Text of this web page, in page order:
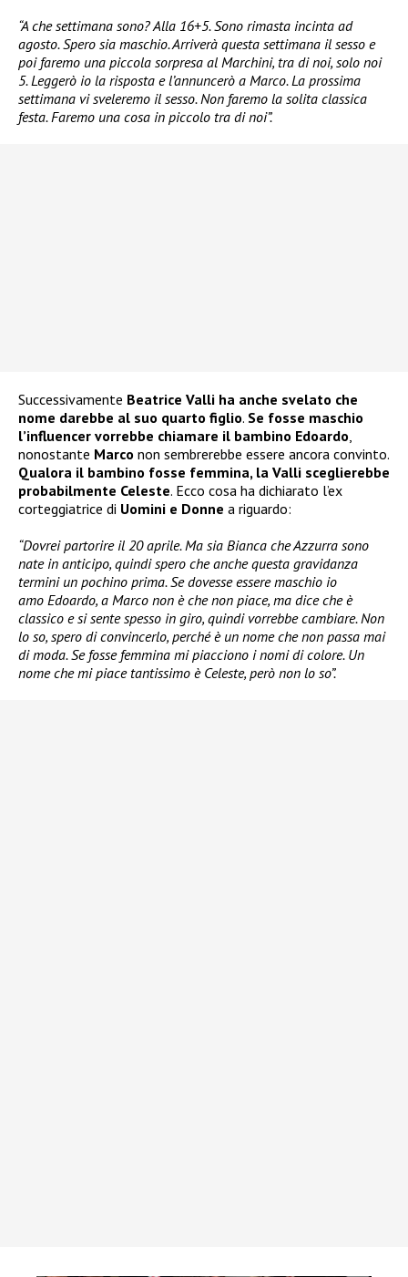
“A che settimana sono? Alla 16+5. Sono rimasta incinta ad
agosto. Spero sia maschio. Arriverà questa settimana il sesso e
poi faremo una piccola sorpresa al Marchini, tra di noi, solo noi
5. Leggerò io la risposta e l’annuncerò a Marco. La prossima
settimana vi sveleremo il sesso. Non faremo la solita classica
festa. Faremo una cosa in piccolo tra di noi”.
Successivamente Beatrice Valli ha anche svelato che
nome darebbe al suo quarto figlio. Se fosse maschio
l’influencer vorrebbe chiamare il bambino Edoardo,
nonostante Marco non sembrerebbe essere ancora convinto.
Qualora il bambino fosse femmina, la Valli sceglierebbe
probabilmente Celeste. Ecco cosa ha dichiarato l’ex
corteggiatrice di Uomini e Donne a riguardo:
“Dovrei partorire il 20 aprile. Ma sia Bianca che Azzurra sono
nate in anticipo, quindi spero che anche questa gravidanza
termini un pochino prima. Se dovesse essere maschio io
amo Edoardo, a Marco non è che non piace, ma dice che è
classico e si sente spesso in giro, quindi vorrebbe cambiare. Non
lo so, spero di convincerlo, perché è un nome che non passa mai
di moda. Se fosse femmina mi piacciono i nomi di colore. Un
nome che mi piace tantissimo è Celeste, però non lo so”.